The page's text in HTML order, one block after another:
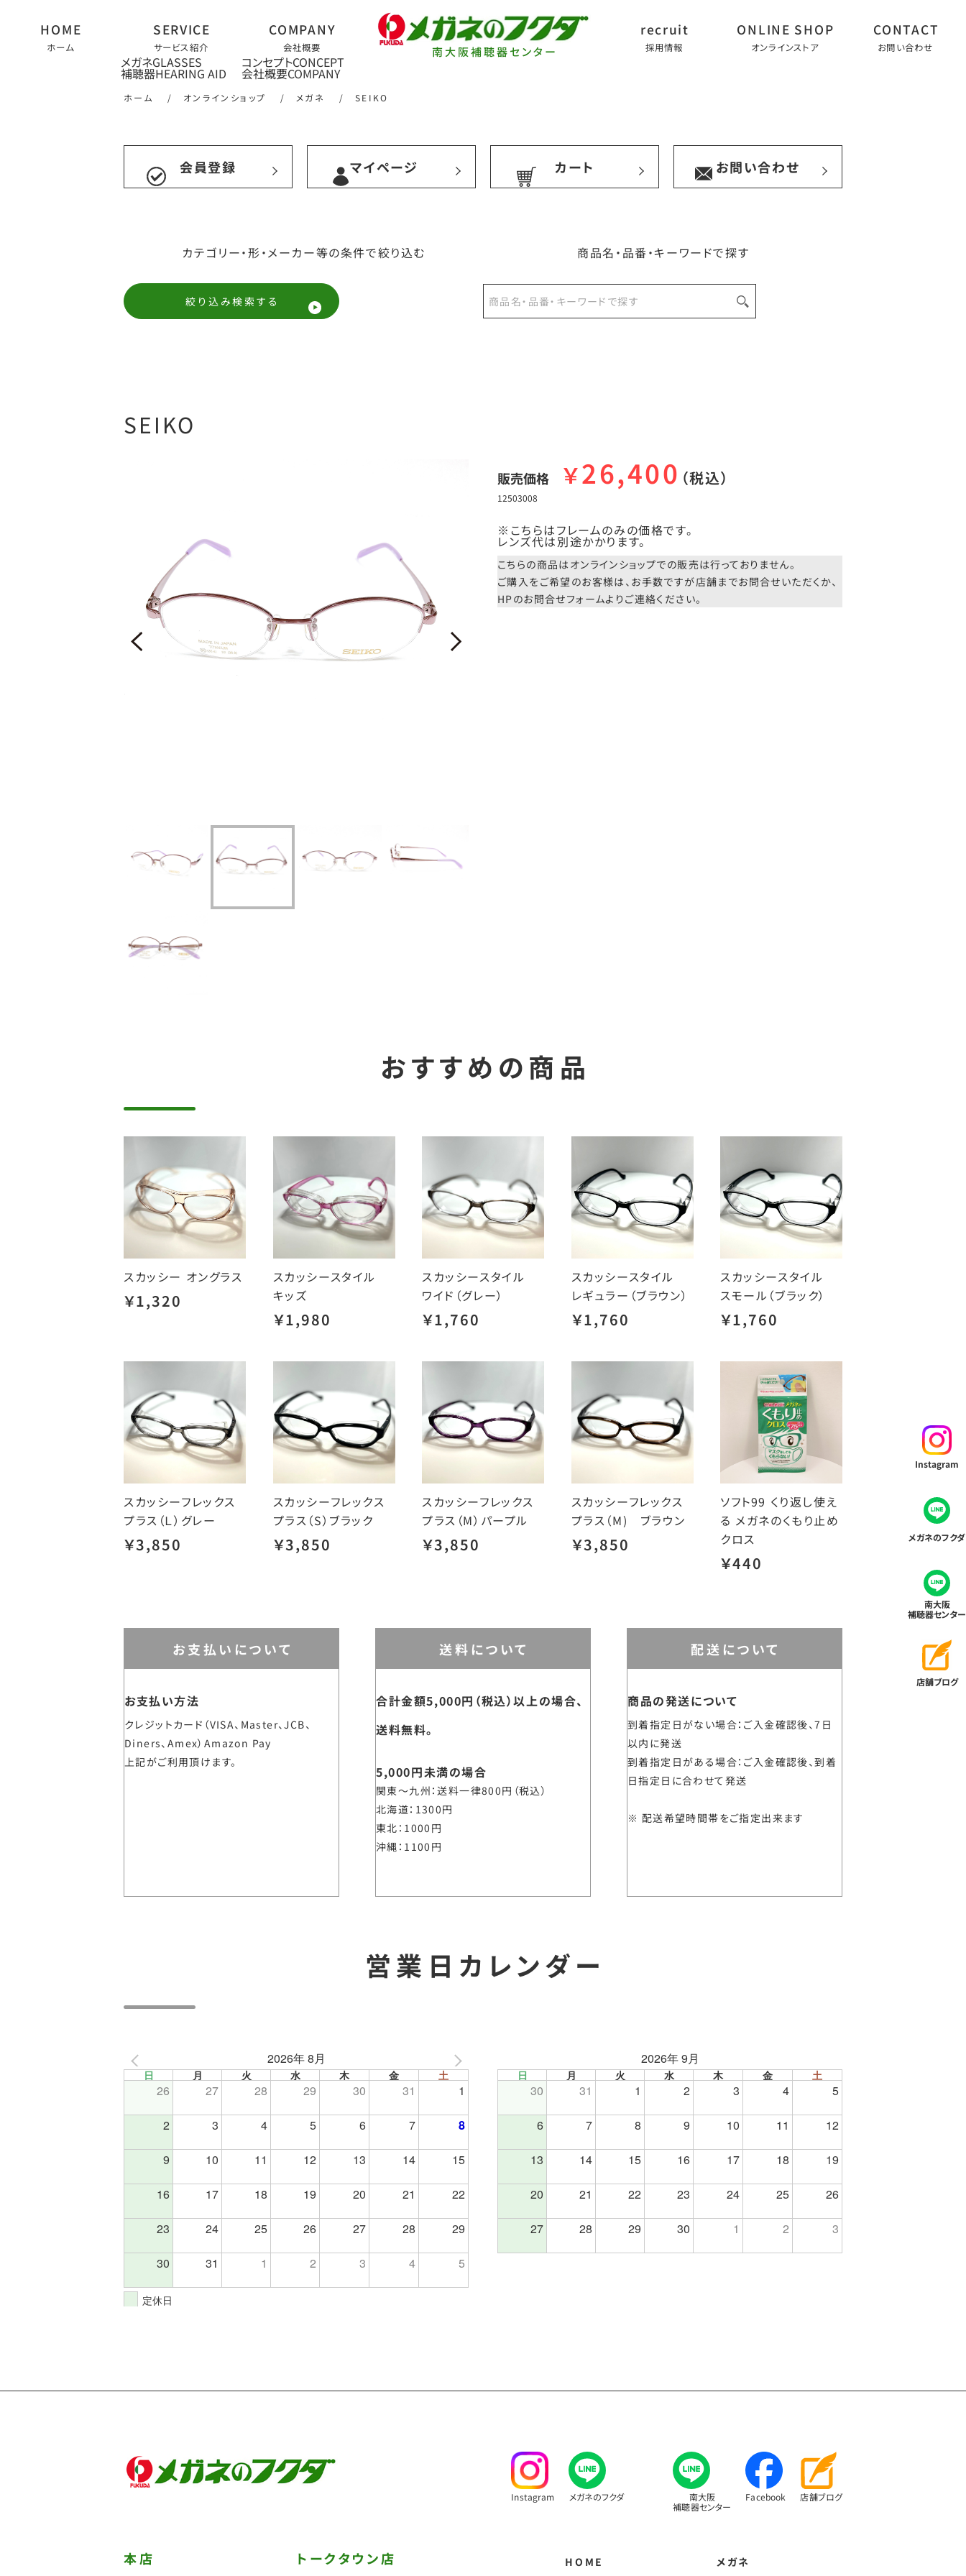
南大阪補聴器センター
ホーム サービス紹介
メガネ
補聴器
会社概要
コンセプト
会社概要
採用情報 オンラインストア お問い合わせ
Instagram
メガネのフクダ
南大阪
補聴器センター
店舗ブログ
ホーム / オンラインショップ / メガネ / SEIKO
会員登録 マイページ カート お問い合わせ
カテゴリー・形・メーカー等の条件で絞り込む
絞り込み検索する
商品名・品番・キーワードで探す
SEIKO
販売価格 ￥26,400 （税込）
12503008
※こちらはフレームのみの価格です。
レンズ代は別途かかります。
こちらの商品はオンラインショップでの販売は行っておりません。
ご購入をご希望のお客様は、お手数ですが店舗までお問合せいただくか、
HPのお問合せフォームよりご連絡ください。
おすすめの商品
スカッシー オングラス
￥1,320
スカッシースタイル
キッズ
￥1,980
スカッシースタイル
ワイド（グレー）
￥1,760
スカッシースタイル
レギュラー（ブラウン）
￥1,760
スカッシースタイル
スモール（ブラック）
￥1,760
スカッシーフレックス
プラス（Ｌ）グレー
￥3,850
スカッシーフレックス
プラス（S）ブラック
￥3,850
スカッシーフレックス
プラス（M）パープル
￥3,850
スカッシーフレックス
プラス（M) ブラウン
￥3,850
ソフト99 くり返し使え
る メガネのくもり止め
クロス
￥440
お支払いについて
お支払い方法
クレジットカード（VISA、Master、JCB、
Diners、Amex）Amazon Pay
上記がご利用頂けます。
送料について
合計金額5,000円（税込）以上の場合、
送料無料。
5,000円未満の場合
関東～九州 送料一律800円（税込）
北海道 1300円
東北 1000円
沖縄 1100円
配送について
商品の発送について
到着指定日がない場合：ご入金確認後、7日
以内に発送
到着指定日がある場合：ご入金確認後、到着
日指定日に合わせて発送
配送希望時間帯をご指定出来ます
営業日カレンダー
2026年 8月
日 月 火 水 木 金 土
26 27 28 29 30 31 1
2 3 4 5 6 7 8
9 10 11 12 13 14 15
16 17 18 19 20 21 22
23 24 25 26 27 28 29
30 31 1 2 3 4 5
2026年 9月
日 月 火 水 木 金 土
30 31 1 2 3 4 5
6 7 8 9 10 11 12
13 14 15 16 17 18 19
20 21 22 23 24 25 26
27 28 29 30 1 2 3
定休日
Instagram メガネのフクダ
南大阪
補聴器センター
Facebook 店舗ブログ
本店 トークタウン店 HOME メガネ